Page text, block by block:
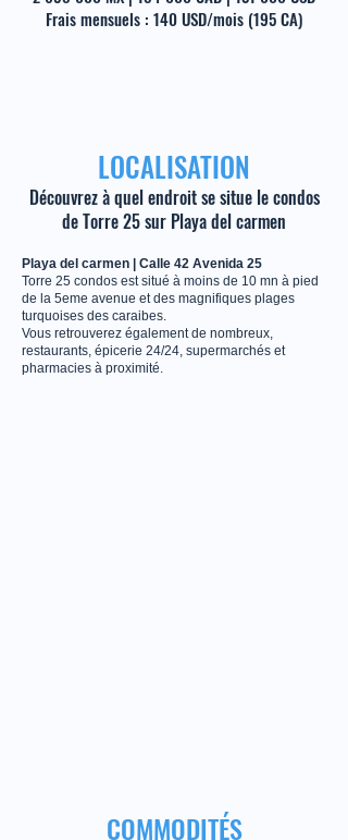
Frais mensuels : 140 USD/mois (195 CA)
LOCALISATION
Découvrez à quel endroit se situe le condos
de Torre 25 sur Playa del carmen
Playa del carmen | Calle 42 Avenida 25
Torre 25 condos est situé à moins de 10 mn à pied
de la 5eme avenue et des magnifiques plages
turquoises des caraibes.
Vous retrouverez également de nombreux,
restaurants, épicerie 24/24, supermarchés et
pharmacies à proximité.
COMMODITÉS